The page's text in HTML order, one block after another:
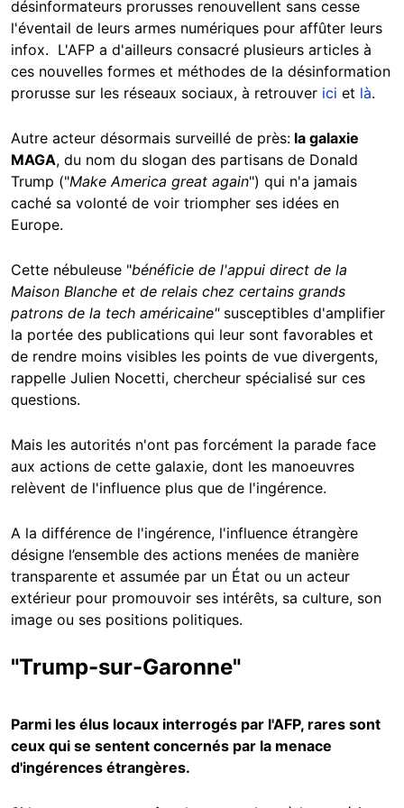
désinformateurs prorusses renouvellent sans cesse
l'éventail de leurs armes numériques pour affûter leurs
infox. L'AFP a d'ailleurs consacré plusieurs articles à
ces nouvelles formes et méthodes de la désinformation
prorusse sur les réseaux sociaux, à retrouver ici et là.
Autre acteur désormais surveillé de près: la galaxie
MAGA, du nom du slogan des partisans de Donald
Trump ("Make America great again") qui n'a jamais
caché sa volonté de voir triompher ses idées en
Europe.
Cette nébuleuse "bénéficie de l'appui direct de la
Maison Blanche et de relais chez certains grands
patrons de la tech américaine"susceptibles d'amplifier
la portée des publications qui leur sont favorables et
de rendre moins visibles les points de vue divergents,
rappelle Julien Nocetti, chercheur spécialisé sur ces
questions.
Mais les autorités n'ont pas forcément la parade face
aux actions de cette galaxie, dont les manoeuvres
relèvent de l'influence plus que de l'ingérence.
A la différence de l'ingérence, l'influence étrangère
désigne l’ensemble des actions menées de manière
transparente et assumée par un État ou un acteur
extérieur pour promouvoir ses intérêts, sa culture, son
image ou ses positions politiques.
"Trump-sur-Garonne"
Parmi les élus locaux interrogés par l'AFP, rares sont
ceux qui se sentent concernés par la menace
d'ingérences étrangères.